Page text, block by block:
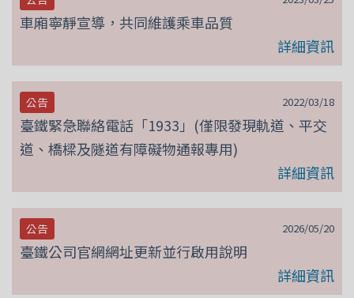
車廂寧靜宣導，共同維護乘車品質
詳細資訊
2022/03/18
公告
臺鐵緊急聯絡電話「1933」(僅限發現軌道、平交
道、橋樑及隧道有障礙物通報專用)
詳細資訊
2026/05/20
公告
臺鐵公司官網網址更新並行啟用說明
詳細資訊